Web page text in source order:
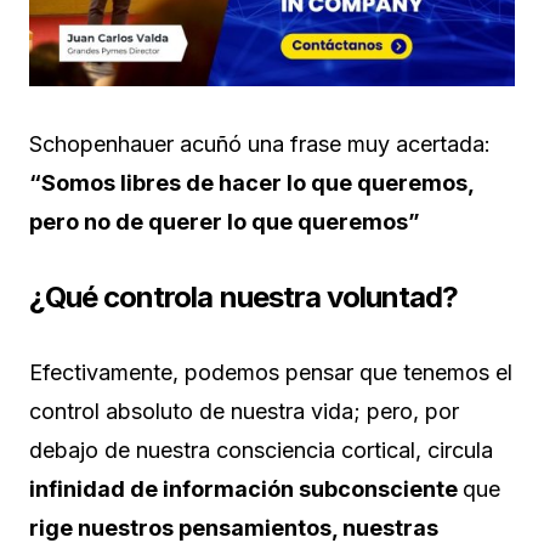
Schopenhauer acuñó una frase muy acertada:
“Somos libres de hacer lo que queremos,
pero no de querer lo que queremos”
¿Qué controla nuestra voluntad?
Efectivamente, podemos pensar que tenemos el
control absoluto de nuestra vida; pero, por
debajo de nuestra consciencia cortical, circula
infinidad de información subconsciente que
rige nuestros pensamientos, nuestras